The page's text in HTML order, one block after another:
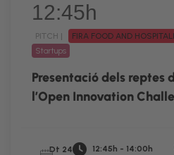
12:45h
PITCH |
FIRA FOOD AND
Startups
Presentació dels reptes
l’Open Innovation
Dt 24 12:45h - 14:00h